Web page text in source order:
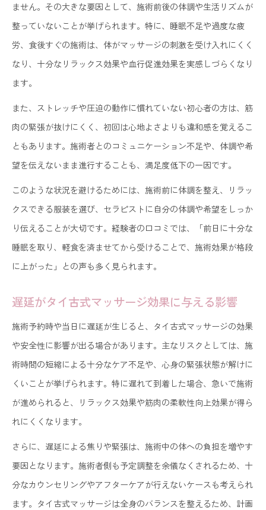
ません。その大きな要因として、施術前後の体調や生活リズムが
整っていないことが挙げられます。特に、睡眠不足や過度な疲
労、食後すぐの施術は、体がマッサージの刺激を受け入れにくく
なり、十分なリラックス効果や血行促進効果を実感しづらくなり
ます。
また、ストレッチや圧迫の動作に慣れていない初心者の方は、筋
肉の緊張が抜けにくく、初回は心地よさよりも違和感を覚えるこ
ともあります。施術者とのコミュニケーション不足や、体調や希
望を伝えないまま進行することも、満足度低下の一因です。
このような状況を避けるためには、施術前に体調を整え、リラッ
クスできる服装を選び、セラピストに自分の体調や希望をしっか
り伝えることが大切です。経験者の口コミでは、「前日に十分な
睡眠を取り、軽食を済ませてから受けることで、施術効果が格段
に上がった」との声も多く見られます。
遅延がタイ古式マッサージ効果に与える影響
施術予約時や当日に遅延が生じると、タイ古式マッサージの効果
や安全性に影響が出る場合があります。主なリスクとしては、施
術時間の短縮による十分なケア不足や、心身の緊張状態が解けに
くいことが挙げられます。特に遅れて到着した場合、急いで施術
が進められると、リラックス効果や筋肉の柔軟性向上効果が得ら
れにくくなります。
さらに、遅延による焦りや緊張は、施術中の体への負担を増やす
要因となります。施術者側も予定調整を余儀なくされるため、十
分なカウンセリングやアフターケアが行えないケースも考えられ
ます。タイ古式マッサージは全身のバランスを整えるため、計画